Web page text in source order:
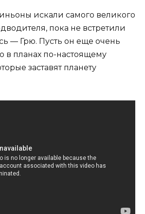
искали самого великого
пока не встретили
— Грю. Пусть он еще очень
в планах по-настоящему
заставят планету